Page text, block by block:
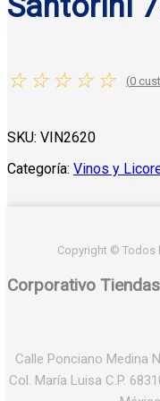
☆ ☆ ☆ ☆ ☆ (0
SKU: VIN2620
Categoría: Vinos y
Copyright © Todos
Corporativo
Calle Ponciano Medina
Col. María Luisa C.P.